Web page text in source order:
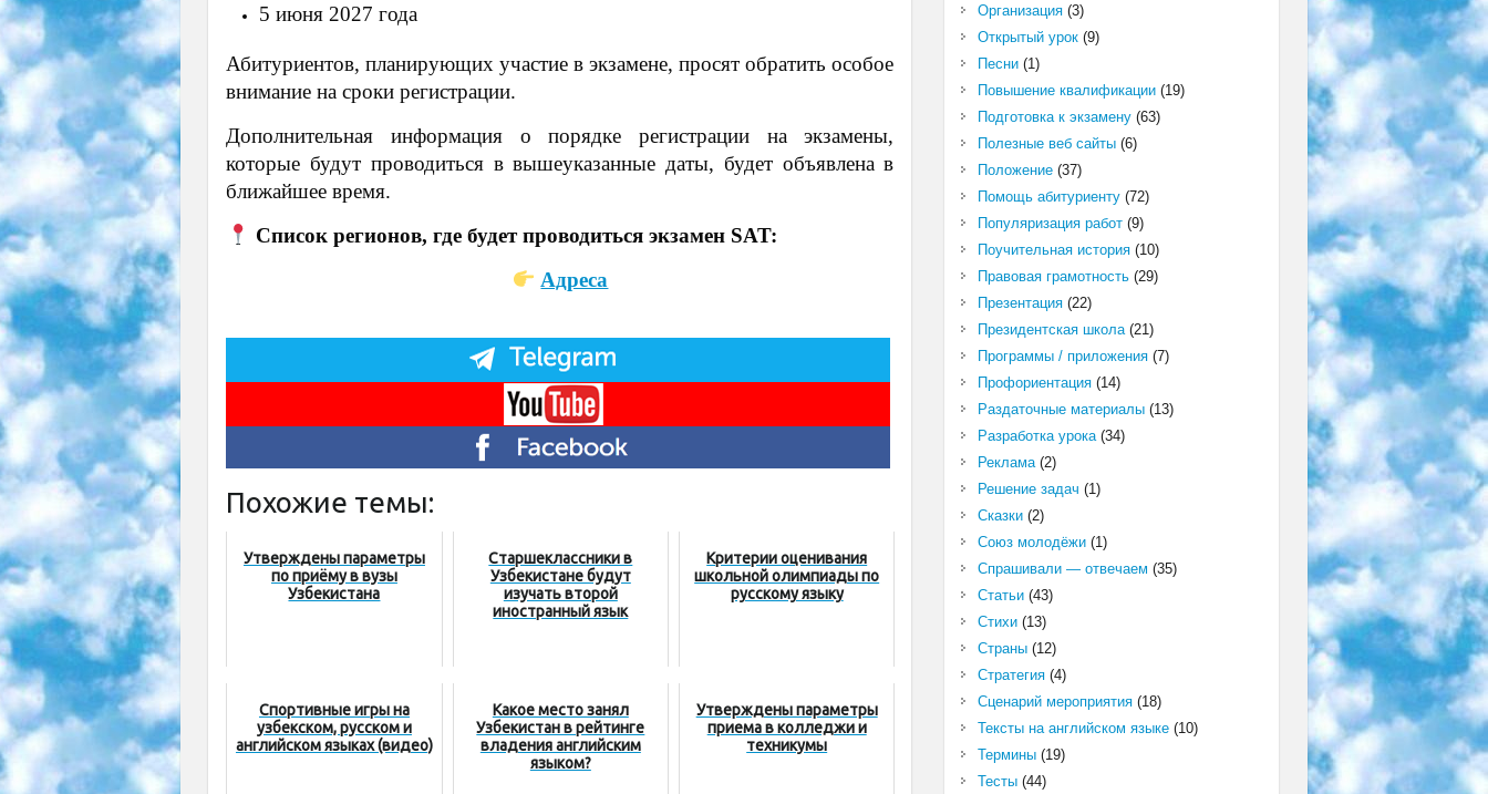
5 июня 2027 года
Абитуриентов, планирующих участие в экзамене, просят обратить особое
внимание на сроки регистрации.
Дополнительная информация о порядке регистрации на экзамены,
которые будут проводиться в вышеуказанные даты, будет объявлена в
ближайшее время.
Список регионов, где будет проводиться экзамен SAT:
Адреса
Похожие темы:
Утверждены параметры
по приёму в вузы
Узбекистана
Старшеклассники в
Узбекистане будут
изучать второй
иностранный язык
Критерии оценивания
школьной олимпиады по
русскому языку
Спортивные игры на
узбекском, русском и
английском языках (видео)
Какое место занял
Узбекистан в рейтинге
владения английским
языком?
Утверждены параметры
приема в колледжи и
техникумы
Организация(3)
Открытый урок(9)
Песни(1)
Повышение квалификации(19)
Подготовка к экзамену(63)
Полезные веб сайты(6)
Положение(37)
Помощь абитуриенту(72)
Популяризация работ(9)
Поучительная история(10)
Правовая грамотность(29)
Презентация(22)
Президентская школа(21)
Программы / приложения(7)
Профориентация(14)
Раздаточные материалы(13)
Разработка урока(34)
Реклама(2)
Решение задач (1)
Сказки(2)
Союз молодёжи(1)
Спрашивали — отвечаем (35)
Статьи(43)
Стихи(13)
Страны(12)
Стратегия(4)
Сценарий мероприятия(18)
Тексты на английском языке(10)
Термины(19)
Тесты(44)